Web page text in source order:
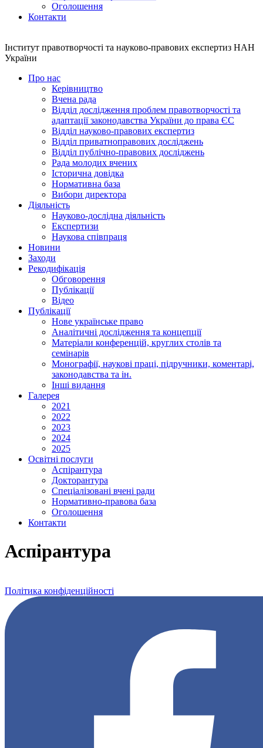
Оголошення
Контакти
Інститут правотворчості та науково-правових експертиз НАН
України
Про нас
Керівництво
Вчена рада
Відділ дослідження проблем правотворчості та
адаптації законодавства України до права ЄС
Відділ науково-правових експертиз
Відділ приватноправових досліджень
Відділ публічно-правових досліджень
Рада молодих вчених
Історична довідка
Нормативна база
Вибори директора
Діяльність
Науково-дослідна діяльність
Експертизи
Наукова співпраця
Новини
Заходи
Рекодифікація
Обговорення
Публікації
Відео
Публікації
Нове українське право
Аналітичні дослідження та концепції
Матеріали конференцій, круглих столів та
семінарів
Монографії, наукові праці, підручники, коментарі,
законодавства та ін.
Інші видання
Галерея
2021
2022
2023
2024
2025
Освітні послуги
Аспірантура
Докторантура
Спеціалізовані вчені ради
Нормативно-правова база
Оголошення
Контакти
Аспірантура
Політика конфіденційності